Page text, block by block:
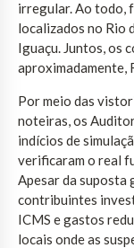
irregular. Ao todo,
localizados no Rio
Iguaçu. Juntos, os
aproximadamente,
Por meio das
noteiras, os
indícios de
verificaram o real
Apesar da suposta
contribuintes
ICMS e gastos
locais onde as